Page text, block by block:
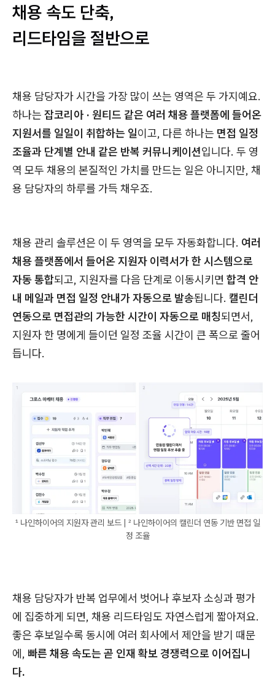
채용 속도 단축,
리드타임을 절반으로
채용 담당자가 시간을 가장 많이 쓰는 영역은 두 가지예요.
하나는 잡코리아 · 원티드 같은 여러 채용 플랫폼에 들어온
지원서를 일일이 취합하는 일이고, 다른 하나는 면접 일정
조율과 단계별 안내 같은 반복 커뮤니케이션입니다. 두 영
역 모두 채용의 본질적인 가치를 만드는 일은 아니지만, 채
용 담당자의 하루를 가득 채우죠.
채용 관리 솔루션은 이 두 영역을 모두 자동화합니다. 여러
채용 플랫폼에서 들어온 지원자 이력서가 한 시스템으로
자동 통합되고, 지원자를 다음 단계로 이동시키면 합격 안
내 메일과 면접 일정 안내가 자동으로 발송됩니다. 캘린더
연동으로 면접관의 가능한 시간이 자동으로 매칭되면서,
지원자 한 명에게 들이던 일정 조율 시간이 큰 폭으로 줄어
듭니다.
¹ 나인하이어의 지원자 관리 보드 | ² 나인하이어의 캘린더 연동 기반 면접 일
정 조율
채용 담당자가 반복 업무에서 벗어나 후보자 소싱과 평가
에 집중하게 되면, 채용 리드타임도 자연스럽게 짧아져요.
좋은 후보일수록 동시에 여러 회사에서 제안을 받기 때문
에, 빠른 채용 속도는 곧 인재 확보 경쟁력으로 이어집니
다.